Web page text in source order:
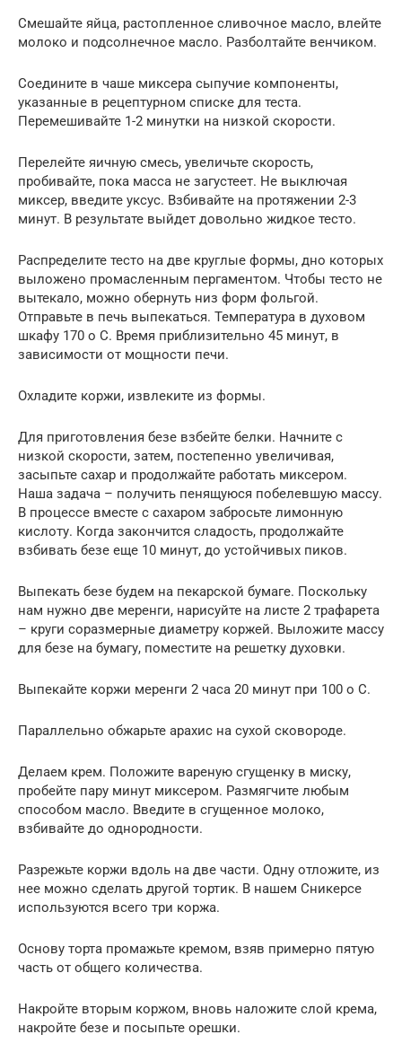
Смешайте яйца, растопленное сливочное масло, влейте
молоко и подсолнечное масло. Разболтайте венчиком.
Соедините в чаше миксера сыпучие компоненты,
указанные в рецептурном списке для теста.
Перемешивайте 1-2 минутки на низкой скорости.
Перелейте яичную смесь, увеличьте скорость,
пробивайте, пока масса не загустеет. Не выключая
миксер, введите уксус. Взбивайте на протяжении 2-3
минут. В результате выйдет довольно жидкое тесто.
Распределите тесто на две круглые формы, дно которых
выложено промасленным пергаментом. Чтобы тесто не
вытекало, можно обернуть низ форм фольгой.
Отправьте в печь выпекаться. Температура в духовом
шкафу 170 о С. Время приблизительно 45 минут, в
зависимости от мощности печи.
Охладите коржи, извлеките из формы.
Для приготовления безе взбейте белки. Начните с
низкой скорости, затем, постепенно увеличивая,
засыпьте сахар и продолжайте работать миксером.
Наша задача – получить пенящуюся побелевшую массу.
В процессе вместе с сахаром забросьте лимонную
кислоту. Когда закончится сладость, продолжайте
взбивать безе еще 10 минут, до устойчивых пиков.
Выпекать безе будем на пекарской бумаге. Поскольку
нам нужно две меренги, нарисуйте на листе 2 трафарета
– круги соразмерные диаметру коржей. Выложите массу
для безе на бумагу, поместите на решетку духовки.
Выпекайте коржи меренги 2 часа 20 минут при 100 о С.
Параллельно обжарьте арахис на сухой сковороде.
Делаем крем. Положите вареную сгущенку в миску,
пробейте пару минут миксером. Размягчите любым
способом масло. Введите в сгущенное молоко,
взбивайте до однородности.
Разрежьте коржи вдоль на две части. Одну отложите, из
нее можно сделать другой тортик. В нашем Сникерсе
используются всего три коржа.
Основу торта промажьте кремом, взяв примерно пятую
часть от общего количества.
Накройте вторым коржом, вновь наложите слой крема,
накройте безе и посыпьте орешки.